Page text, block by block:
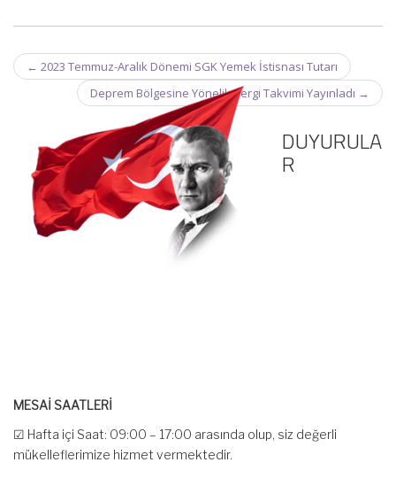
Post
navigation
← 2023 Temmuz-Aralık Dönemi SGK Yemek İstisnası Tutarı
Deprem Bölgesine Yönelik Vergi Takvimi Yayınladı →
DUYURULA
R
MESAİ SAATLERİ
☑ Hafta içi Saat: 09:00 – 17:00 arasında olup, siz değerli
mükelleflerimize hizmet vermektedir.